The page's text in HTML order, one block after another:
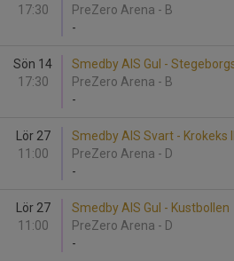
17:30
PreZero Arena - B
-
Sön 14
17:30
Smedby AIS Gul -
PreZero Arena - B
-
Lör 27
11:00
Smedby AIS Svart - Krokeks
PreZero Arena - D
-
Lör 27
11:00
Smedby AIS Gul - Kustbollen
PreZero Arena - D
-